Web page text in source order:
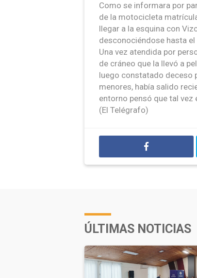
Como se informara por
de la motocicleta
llegar a la esquina con
desconociéndose hasta
Una vez atendida por
de cráneo que la llevó a
luego constatado deceso
menores, había salido
entorno pensó que tal
(El Telégrafo)
ÚLTIMAS NOTICIAS